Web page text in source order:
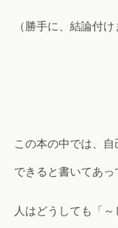
（勝手に、結論付け
この本の中では、
できると書いてあっ
人はどうしても「